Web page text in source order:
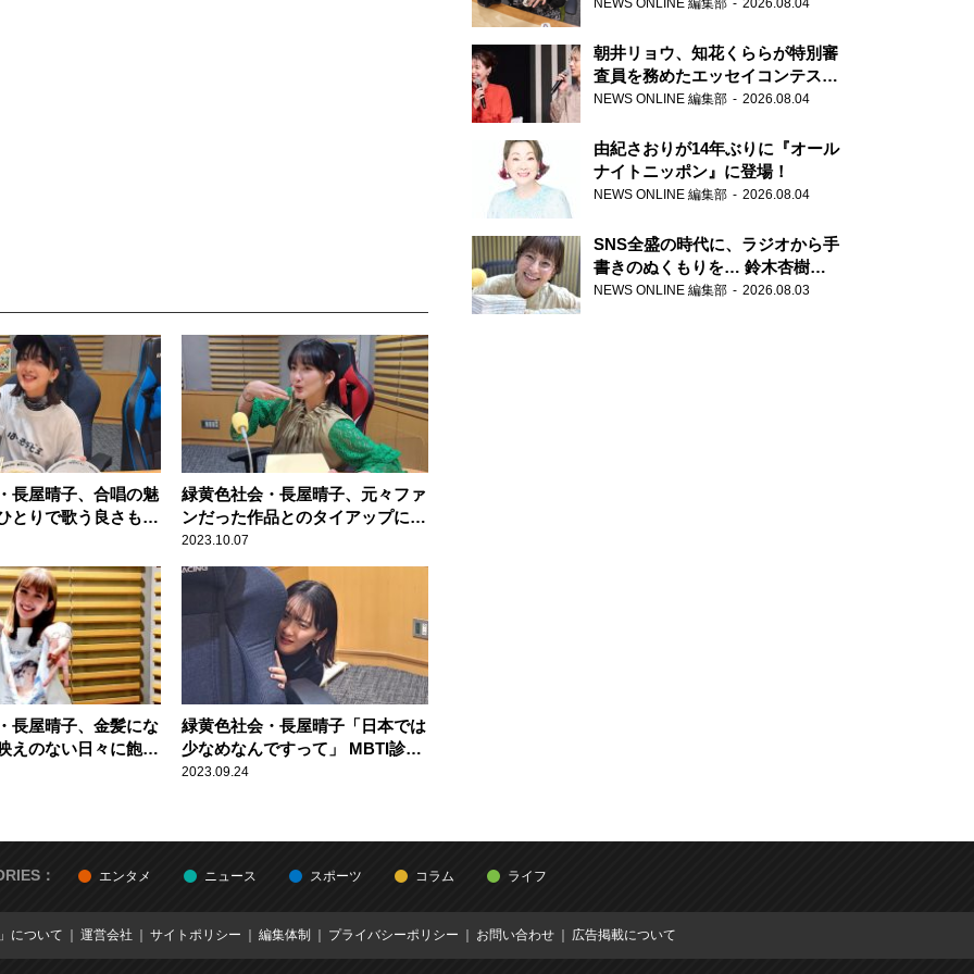
長屋晴子、合唱の魅
とりで歌う良さもあ
緑黄色社会・長屋晴子、元々ファ
ンだった作品とのタイアップに
「本当にうれしかった」
2023.10.07
長屋晴子、金髪にな
えのない日々に飽き
緑黄色社会・長屋晴子「日本では
少なめなんですって」 MBTI診断
の結果を明かす
2023.09.24
NEWS ONLINE 編集部 2026.08.04
朝井リョウ、知花くららが特別審
査員を務めたエッセイコンテスト
の特別番組「#いまあなたに伝え
NEWS ONLINE 編集部 2026.08.04
由紀さおりが14年ぶりに『オール
ナイトニッポン』に登場！
NEWS ONLINE 編集部 2026.08.04
SNS全盛の時代に、ラジオから手
書きのぬくもりを… 鈴木杏樹の
直筆はがきが届く！
NEWS ONLINE 編集部 2026.08.03
： エンタメ ニュース スポーツ コラム ライフ
について 運営会社 サイトポリシー 編集体制 プライバシーポリシー お問い合わせ 広告掲載について